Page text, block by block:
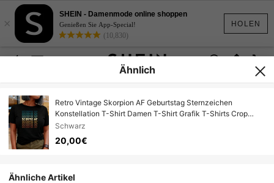
HOLEN
×
SHEIN - Damenmode online shoppen
Genießen Sie App-Special!
(10,830)
Ähnlich
Retro Vintage Skorpion AF Geburtstag Sternzeichen
Konstellation T-Shirt Damen T-Shirt Grafik T-Shirts Crop
Tops Outfits Tops T-Shirt TK1Q
Schwarz
20,00€
Ähnliche Artikel